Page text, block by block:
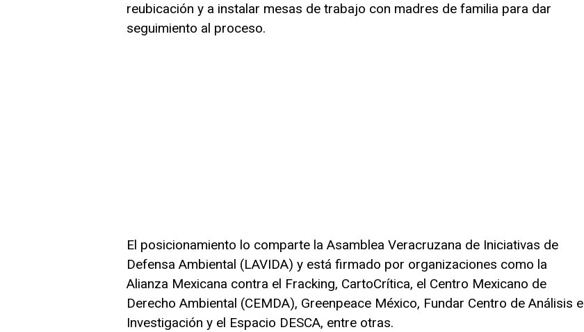
reubicación y a instalar mesas de trabajo con madres de familia para dar
seguimiento al proceso.
El posicionamiento lo comparte la Asamblea Veracruzana de Iniciativas de
Defensa Ambiental (LAVIDA) y está firmado por organizaciones como la
Alianza Mexicana contra el Fracking, CartoCrítica, el Centro Mexicano de
Derecho Ambiental (CEMDA), Greenpeace México, Fundar Centro de Análisis e
Investigación y el Espacio DESCA, entre otras.